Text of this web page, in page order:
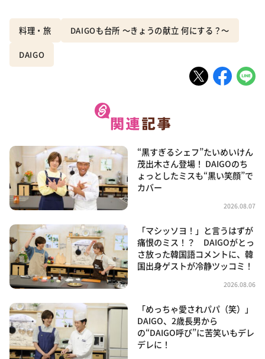
料理・旅 DAIGOも台所 ～きょうの献立 何にする？～
DAIGO
“黒すぎるシェフ”たいめいけん
茂出木さん登場！ DAIGOのち
ょっとしたミスも“黒い笑顔”で
カバー
2026.08.07
「マシッソヨ！」と言うはずが
痛恨のミス！？ DAIGOがとっ
さ放った韓国語コメントに、韓
国出身ゲストが冷静ツッコミ！
2026.08.06
「めっちゃ愛されパパ（笑）」
DAIGO、2歳長男から
の“DAIGO呼び”に苦笑いもデレ
デレに！